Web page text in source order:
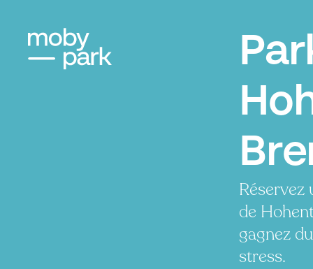
de
gagnez
stress.